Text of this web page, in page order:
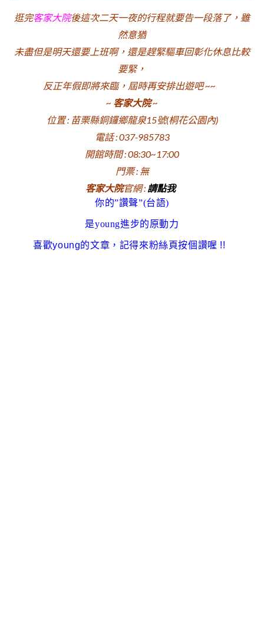
逛完客家大院後這次二天一夜的行程就要告一段落了，雖
然意猶
未盡但是明天還要上班啊，還是趕緊驅車回彰化休息比較
要緊，
反正年假即將來臨，屆時再安排出遊吧 ~~
~ 客家大院~
位置 : 苗栗縣銅鑼鄉龍泉15號(桐花公園內)
電話 : 037-985783
開館時間 : 08:30~17:00
門票 : 無
客家大院官網 : 請點我
你的”讚聲”(台語)
是young進步的原動力
喜歡young的文章 ， 記得來粉絲頁按個讚喔 !!